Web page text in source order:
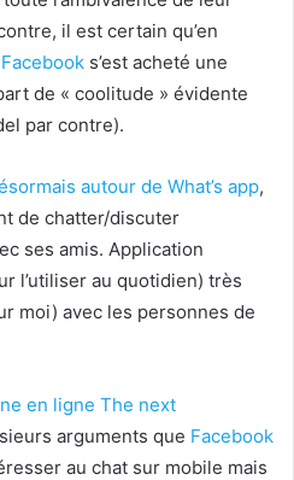
il est certain qu’en
Facebook s’est acheté une
de « coolitude » évidente
par contre).
autour de What’s app,
de chatter/discuter
ses amis. Application
l’utiliser au quotidien) très
moi) avec les personnes de
en ligne The next
arguments que Facebook
au chat sur mobile mais